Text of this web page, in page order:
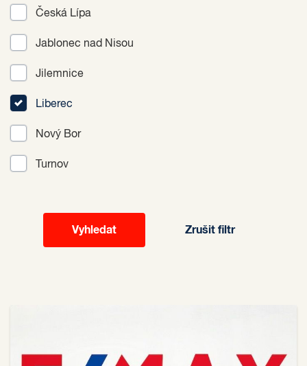
Česká Lípa
Jablonec nad Nisou
Jilemnice
Liberec
Nový Bor
Turnov
Zrušit filtr